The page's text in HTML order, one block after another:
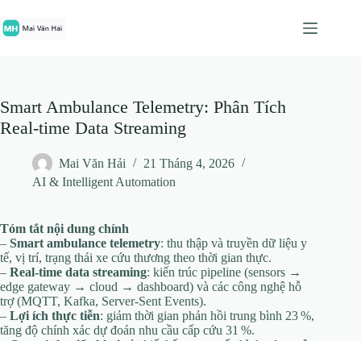
đến
phần
Smart Ambulance Telemetry: Phân Tích
Real-time Data Streaming
Mai Văn Hải
21 Tháng 4, 2026
AI & Intelligent Automation
Tóm tắt nội dung chính
– Smart ambulance telemetry: thu thập và truyền dữ liệu y
tế, vị trí, trạng thái xe cứu thương theo thời gian thực.
– Real‑time data streaming: kiến trúc pipeline (sensors →
edge gateway → cloud → dashboard) và các công nghệ hỗ
trợ (MQTT, Kafka, Server‑Sent Events).
– Lợi ích thực tiễn: giảm thời gian phản hồi trung bình 23 %,
tăng độ chính xác dự đoán nhu cầu cấp cứu 31 %.